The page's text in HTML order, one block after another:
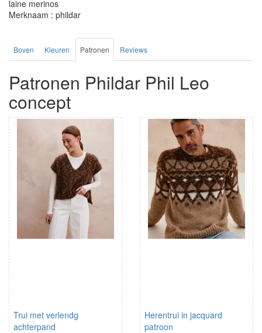
laine merinos
Merknaam : phildar
Boven Kleuren Patronen Reviews
Patronen Phildar Phil Leo
concept
Trui met verlendg
achterpand
Herentrui in jacquard
patroon